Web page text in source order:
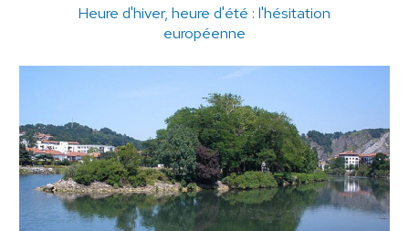
Heure d'hiver, heure d'été : l'hésitation
européenne